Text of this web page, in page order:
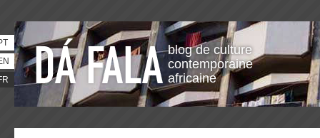
blog de culture
contemporaine
africaine